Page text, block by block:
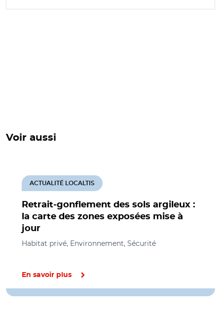
Voir aussi
Retrait-gonflement des sols argileux :
la carte des zones exposées mise à
jour
ACTUALITÉ LOCALTIS
Habitat privé, Environnement, Sécurité
En savoir plus